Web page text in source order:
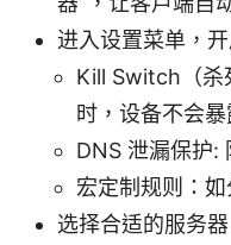
进入设置菜单，开
Kill Switch（杀
时，设备不会暴
DNS 泄漏保护:
宏定制规则：
选择合适的服务